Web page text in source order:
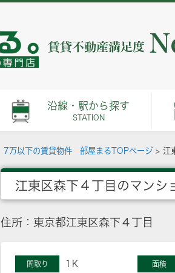
沿線・駅から探す
STATION
7万以下の賃貸物件 部屋まるTOPページ > 江
江東区森下４丁目のマンシ
住所：東京都江東区森下４丁目
間取り 1Ｋ 面積